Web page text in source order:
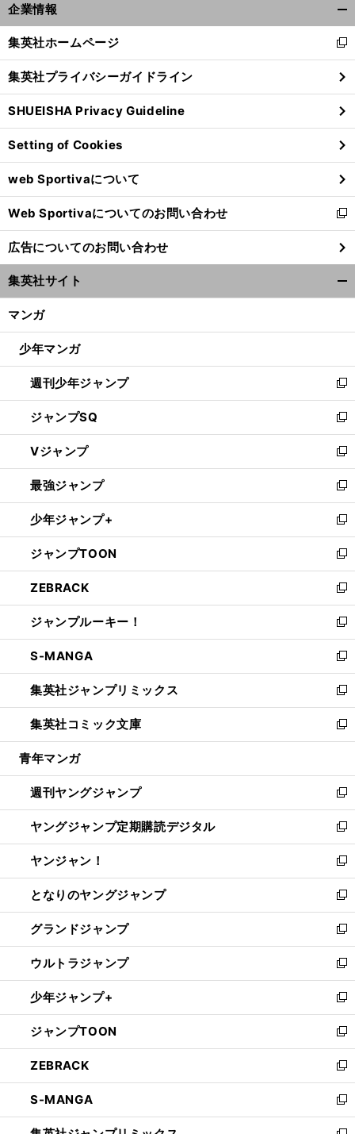
ホ
。
、
？
企業情報
閉
る
集英社ホームページ
新
し
い
ウ
ィ
ン
ド
ウ
で
開
く
集英社プライバシーガイドライン
SHUEISHA Privacy Guideline
Setting of Cookies
web Sportivaについて
Web Sportivaについてのお問い合わせ
新
し
い
ウ
ィ
ン
ウ
開
く
広告についてのお問い合わせ
集英社サイト
マンガ
少年マンガ
週刊少年ジャンプ
新
し
い
ウ
ィ
ン
ド
ウ
で
開
く
ジャンプSQ
新
し
い
ウ
ィ
ン
ド
ウ
で
開
く
Vジャンプ
新
し
い
ウ
ィ
ン
ド
ウ
で
開
く
最強ジャンプ
新
し
い
ウ
ィ
ン
ド
ウ
で
開
く
少年ジャンプ+
新
し
い
ウ
ィ
ン
ド
ウ
で
開
く
ジャンプTOON
新
し
い
ウ
ィ
ン
ド
ウ
で
開
く
ZEBRACK
新
し
い
ウ
ィ
ン
ド
ウ
で
開
ジャンプルーキー！
新
し
い
ウ
ィ
ン
ド
ウ
開
く
S-MANGA
新
し
い
ウ
ィ
ン
ウ
で
開
く
集英社ジャンプリミックス
新
し
い
ウ
ン
ド
ウ
で
開
く
集英社コミック文庫
新
し
ウ
ィ
ン
ド
ウ
で
開
く
青年マンガ
週刊ヤングジャンプ
新
し
い
ウ
ィ
ン
ド
ウ
で
開
く
ヤングジャンプ定期購読デジタル
新
し
い
ウ
ィ
ン
ド
ウ
で
開
く
ヤンジャン！
新
し
い
ウ
ィ
ン
ド
ウ
で
開
く
となりのヤングジャンプ
新
し
い
ウ
ィ
ン
ド
ウ
で
開
く
グランドジャンプ
新
し
い
ウ
ィ
ン
ド
ウ
で
開
く
ウルトラジャンプ
新
し
い
ウ
ィ
ン
ド
ウ
で
開
少年ジャンプ+
新
し
い
ウ
ィ
ン
ド
ウ
ジャンプTOON
新
し
い
ウ
ィ
ン
ZEBRACK
新
し
い
ウ
S-MANGA
新
し